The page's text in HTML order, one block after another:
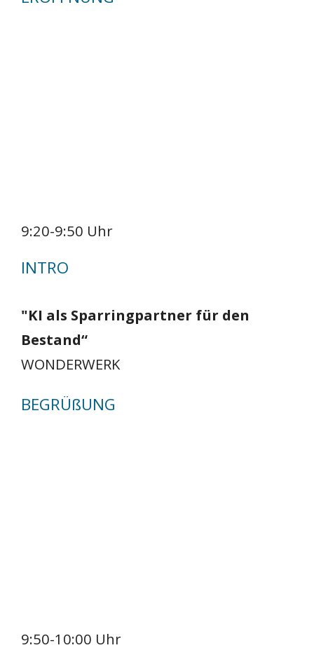
9:20-9:50 Uhr
INTRO
"KI als Sparringpartner für den
Bestand“
WONDERWERK
BEGRÜßUNG
9:50-10:00 Uhr